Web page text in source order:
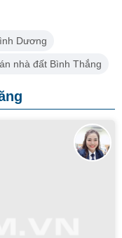
Dương
nhà đất Bình Thắng